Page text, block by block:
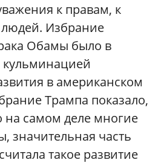
к правам, к
людей. Избрание
Обамы было в
кульминацией
в американском
Трампа показало,
на самом деле многие
значительная часть
такое развитие